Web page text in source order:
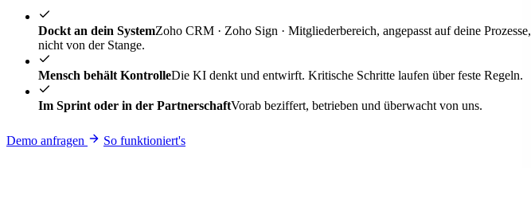
Dockt an dein SystemZoho CRM · Zoho Sign · Mitgliederbereich, angepasst auf deine Prozesse,
nicht von der Stange.
Mensch behält KontrolleDie KI denkt und entwirft. Kritische Schritte laufen über feste Regeln.
Im Sprint oder in der PartnerschaftVorab beziffert, betrieben und überwacht von uns.
Demo anfragen So funktioniert's